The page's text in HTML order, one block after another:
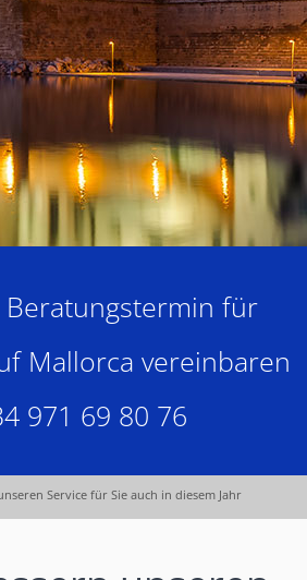
Beratungstermin für
Mallorca vereinbaren
971 69 80 76
Service für Sie auch in diesem Jahr